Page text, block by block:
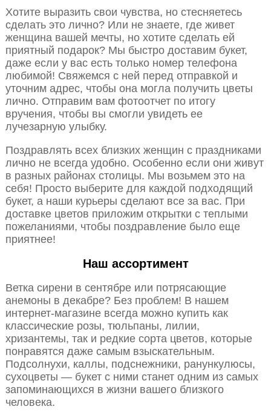
Хотите выразить свои чувства, но стесняетесь
сделать это лично? Или не знаете, где живет
женщина вашей мечты, но хотите сделать ей
приятный подарок? Мы быстро доставим букет,
даже если у вас есть только номер телефона
любимой! Свяжемся с ней перед отправкой и
уточним адрес, чтобы она могла получить цветы
лично. Отправим вам фотоотчет по итогу
вручения, чтобы вы смогли увидеть ее
лучезарную улыбку.
Поздравлять всех близких женщин с праздниками
лично не всегда удобно. Особенно если они живут
в разных районах столицы. Мы возьмем это на
себя! Просто выберите для каждой подходящий
букет, а наши курьеры сделают все за вас. При
доставке цветов приложим открытки с теплыми
пожеланиями, чтобы поздравление было еще
приятнее!
Наш ассортимент
Ветка сирени в сентябре или потрясающие
анемоны в декабре? Без проблем! В нашем
интернет-магазине всегда можно купить как
классические розы, тюльпаны, лилии,
хризантемы, так и редкие сорта цветов, которые
понравятся даже самым взыскательным.
Подсолнухи, каллы, подснежники, ранункулюсы,
сухоцветы — букет с ними станет одним из самых
запоминающихся в жизни вашего близкого
человека.